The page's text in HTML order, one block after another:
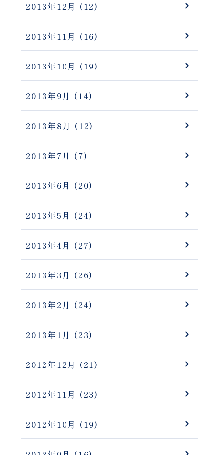
2013年12月 (12)
2013年11月 (16)
2013年10月 (19)
2013年9月 (14)
2013年8月 (12)
2013年7月 (7)
2013年6月 (20)
2013年5月 (24)
2013年4月 (27)
2013年3月 (26)
2013年2月 (24)
2013年1月 (23)
2012年12月 (21)
2012年11月 (23)
2012年10月 (19)